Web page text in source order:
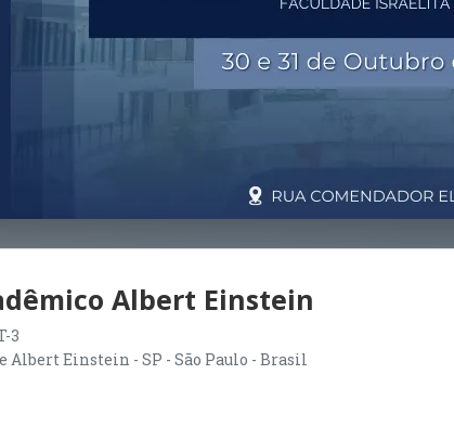
Albert Einstein
3
Albert Einstein - SP - São Paulo - Brasil